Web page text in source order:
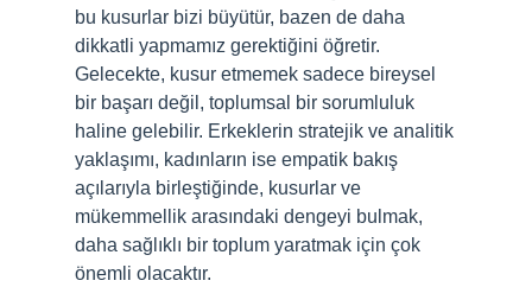
bu kusurlar bizi büyütür, bazen de daha
dikkatli yapmamız gerektiğini öğretir.
Gelecekte, kusur etmemek sadece bireysel
bir başarı değil, toplumsal bir sorumluluk
haline gelebilir. Erkeklerin stratejik ve analitik
yaklaşımı, kadınların ise empatik bakış
açılarıyla birleştiğinde, kusurlar ve
mükemmellik arasındaki dengeyi bulmak,
daha sağlıklı bir toplum yaratmak için çok
önemli olacaktır.